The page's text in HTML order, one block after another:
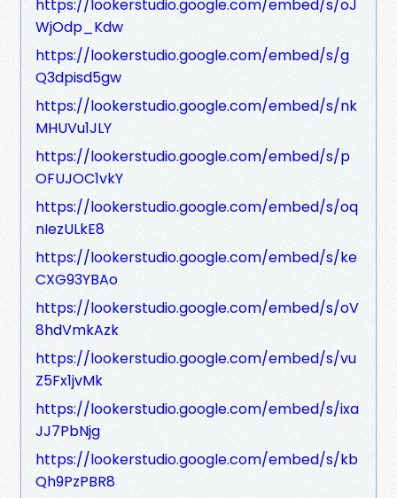
https://lookerstudio.google.com/embed/s/oJ
WjOdp_Kdw
https://lookerstudio.google.com/embed/s/g
Q3dpisd5gw
https://lookerstudio.google.com/embed/s/nk
MHUVu1JLY
https://lookerstudio.google.com/embed/s/p
OFUJOC1vkY
https://lookerstudio.google.com/embed/s/oq
nIezULkE8
https://lookerstudio.google.com/embed/s/ke
CXG93YBAo
https://lookerstudio.google.com/embed/s/oV
8hdVmkAzk
https://lookerstudio.google.com/embed/s/vu
Z5Fx1jvMk
https://lookerstudio.google.com/embed/s/ixa
JJ7PbNjg
https://lookerstudio.google.com/embed/s/kb
Qh9PzPBR8